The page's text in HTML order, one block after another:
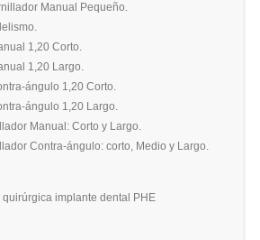
Manual Pequeño.
1,20 Corto.
1,20 Largo.
ángulo 1,20 Corto.
ángulo 1,20 Largo.
Manual: Corto y Largo.
Contra-ángulo: corto, Medio y Largo.